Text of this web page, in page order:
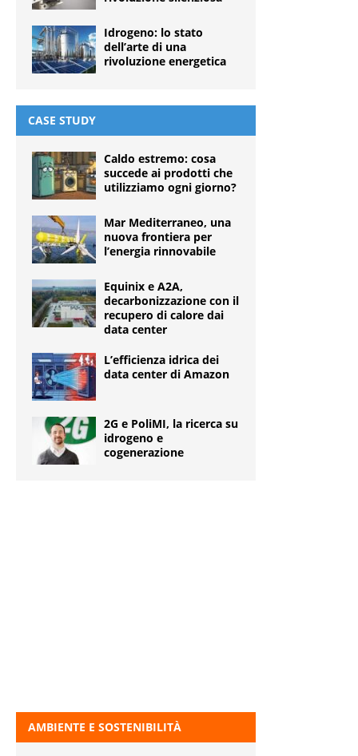
Idrogeno: lo stato
dell’arte di una
rivoluzione energetica
CASE STUDY
Caldo estremo: cosa
succede ai prodotti che
utilizziamo ogni giorno?
Mar Mediterraneo, una
nuova frontiera per
l’energia rinnovabile
Equinix e A2A,
decarbonizzazione con il
recupero di calore dai
data center
L’efficienza idrica dei
data center di Amazon
2G e PoliMI, la ricerca su
idrogeno e
cogenerazione
AMBIENTE E SOSTENIBILITÀ